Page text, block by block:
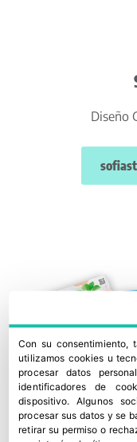
Diseño
Con su consentimiento,
utilizamos cookies u
procesar datos
identificadores de
dispositivo. Algunos
procesar sus datos y se
retirar su permiso o